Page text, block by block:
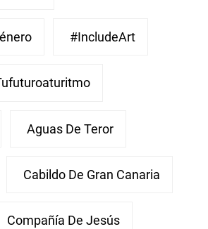
#IncludeArt
Aguas De Teror
Cabildo De Gran Canaria
Compañía De Jesús